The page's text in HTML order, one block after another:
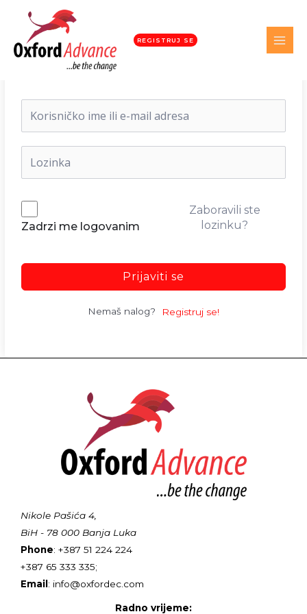
REGISTRUJ SE
Dobrodošli nazad!
Zadrzi me logovanim
Zaboravili ste
lozinku?
Prijaviti se
Nemaš nalog? Registruj se!
Nikole Pašića 4,
BiH - 78 000 Banja Luka
Phone: +387 51 224 224
+387 65 333 335;
Email: info@oxfordec.com
Radno vrijeme: